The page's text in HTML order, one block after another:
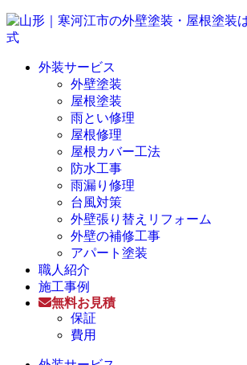
外装サービス
外壁塗装
屋根塗装
雨とい修理
屋根修理
屋根カバー工法
防水工事
雨漏り修理
台風対策
外壁張り替えリフォーム
外壁の補修工事
アパート塗装
職人紹介
施工事例
無料お見積
保証
費用